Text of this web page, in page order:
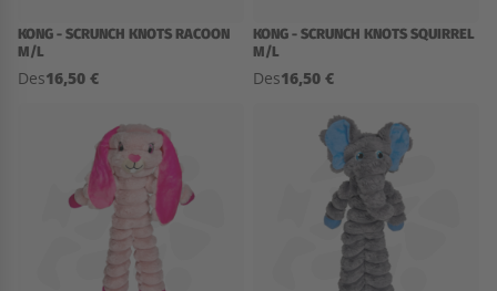
KONG - SCRUNCH KNOTS RACOON
M/L
Des16,50 €
KONG - SCRUNCH KNOTS SQUIRREL
M/L
Des16,50 €